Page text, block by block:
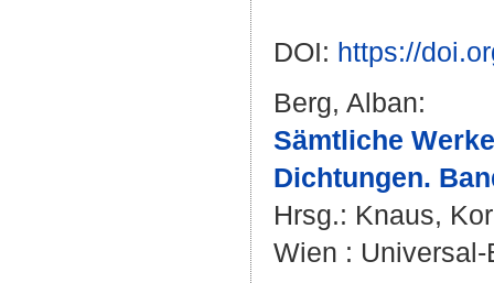
DOI: https://
Berg, Alban:
Sämtliche
Dichtungen.
Hrsg.: Knaus,
Wien :